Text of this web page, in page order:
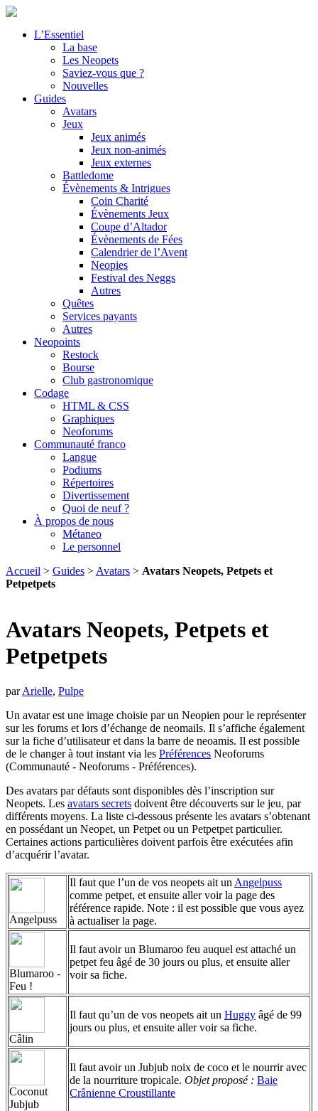
L’Essentiel
La base
Les Neopets
Saviez-vous que ?
Nouvelles
Guides
Avatars
Jeux
Jeux animés
Jeux non-animés
Jeux externes
Battledome
Évènements & Intrigues
Coin Charité
Évènements Jeux
Coupe d’Altador
Évènements de Fées
Calendrier de l’Avent
Neopies
Festival des Neggs
Autres
Quêtes
Services payants
Autres
Neopoints
Restock
Bourse
Club gastronomique
Codage
HTML & CSS
Graphiques
Neoforums
Communauté franco
Langue
Podiums
Répertoires
Divertissement
Quoi de neuf ?
À propos de nous
Métaneo
Le personnel
Accueil > Guides > Avatars > Avatars Neopets, Petpets et
Petpetpets
Avatars Neopets, Petpets et
Petpetpets
parArielle, Pulpe
Un avatar est une image choisie par un Neopien pour le représenter
sur les forums et lors d’échange de neomails. Il s’affiche également
sur la fiche d’utilisateur et dans la barre de neoamis. Il est possible
de le changer à tout instant via les Préférences Neoforums
(Communauté - Neoforums - Préférences).
Des avatars par défauts sont disponibles dès l’inscription sur
Neopets. Les avatars secrets doivent être découverts sur le jeu, par
différents moyens. La liste ci-dessous présente les avatars s’obtenant
en possédant un Neopet, un Petpet ou un Petpetpet particulier.
Certaines actions particulières doivent parfois être exécutées afin
d’acquérir l’avatar.
Angelpuss
Il faut que l’un de vos neopets ait un Angelpuss
comme petpet, et ensuite aller voir la page des
référence rapide. Note : il est possible que vous ayez
à actualiser la page.
Blumaroo -
Feu !
Il faut avoir un Blumaroo feu auquel est attaché un
petpet feu âgé de 30 jours ou plus, et ensuite aller
voir sa fiche.
Câlin
Il faut qu’un de vos neopets ait un Huggy âgé de 99
jours ou plus, et ensuite aller voir sa fiche.
Coconut
Jubjub
Il faut avoir un Jubjub noix de coco et le nourrir avec
de la nourriture tropicale. Objet proposé : Baie
Crânienne Croustillante